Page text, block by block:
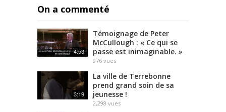
On a commenté
4:53
Témoignage de Peter
McCullough : « Ce qui se
passe est inimaginable. »
976 vues
3:19
La ville de Terrebonne
prend grand soin de sa
jeunesse !
2,298 vues